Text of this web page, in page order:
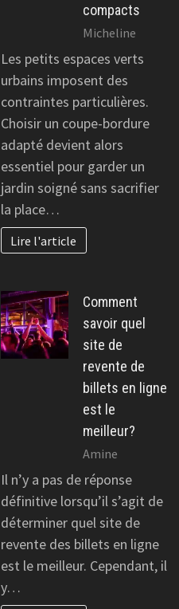
compacts
Micheline
Les petits espaces verts
urbains imposent des
contraintes particulières.
Choisir un coupe-bordure
adapté devient alors
essentiel pour garder un
jardin soigné sans sacrifier
la place…
Lire l'article
Comment
savoir quel
site de
revente de
billets en ligne
est le
meilleur?
Amine
Il n’y a pas de réponse
définitive lorsqu’il s’agit de
déterminer quel site de
revente des billets en ligne
est le meilleur. Cependant, il
y…